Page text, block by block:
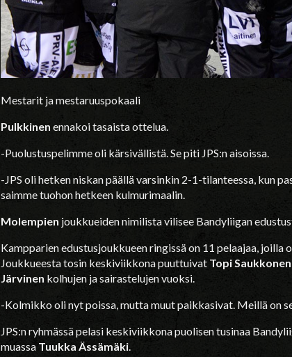
Mestarit ja mestaruuspokaali
Pulkkinen ennakoi tasaista ottelua.
-Puolustuspelimme oli kärsivällistä. Se piti JPS:n aisoissa.
-JPS oli hetken niskan päällä varsinkin 2-1-tilanteessa, kun
saimme tuohon hetkeen kulmurimaalin.
Molempien joukkueiden nimilista vilisee Bandyliigan
Kampparien edustusjoukkueen ringissä on 11 pelaajaa, joilla
Joukkueesta tosin keskiviikkona puuttuivat Topi Saukkonen
Järvinen kolhujen ja sairastelujen vuoksi.
-Kolmikko oli nyt poissa, mutta muut paikkasivat. Meillä on
JPS:n ryhmässä pelasi keskiviikkona puolisen tusinaa
muassa Tuukka Ässämäki